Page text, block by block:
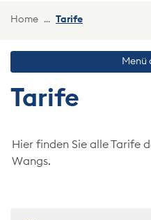
Home Tarife(ausgewählt)
Menü
Tarife
Hier finden Sie alle Tarife
Wangs.